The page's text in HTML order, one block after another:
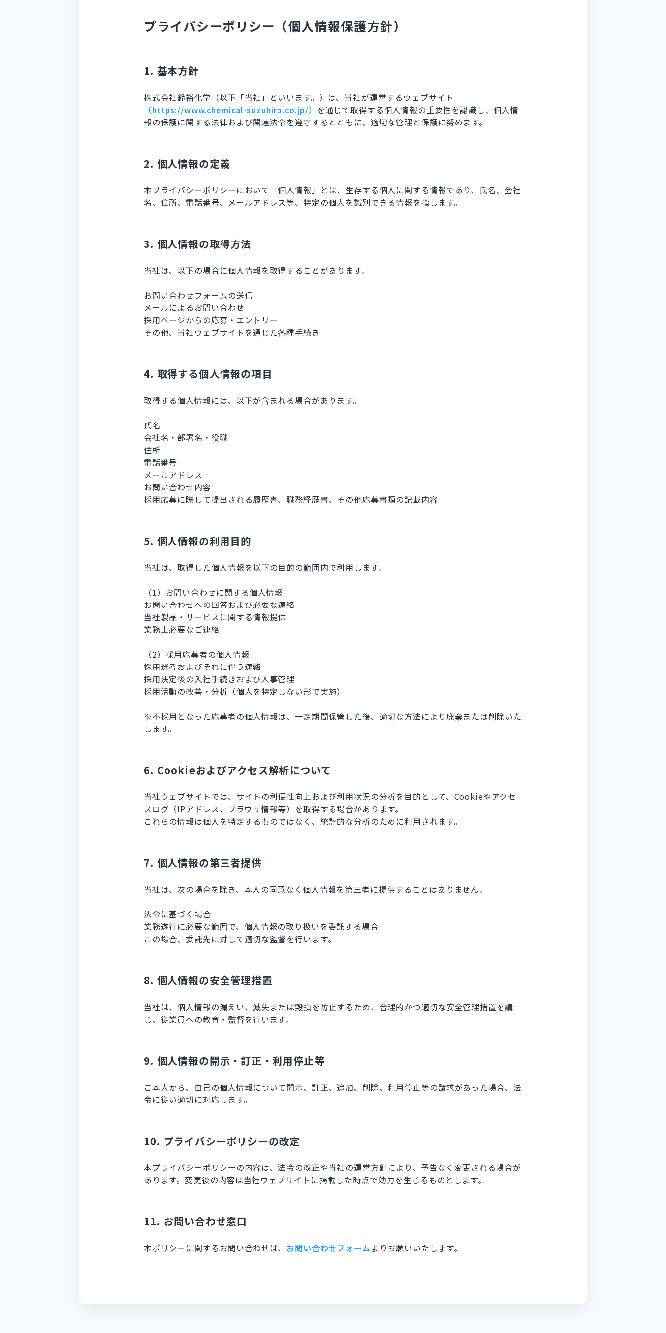
プライバシーポリシー（個人情報保護方針）
1. 基本方針
株式会社鈴裕化学（以下「当社」といいます。）は、当社が運営するウェブサイト
（https://www.chemical-suzuhiro.co.jp/） を通じて取得する個人情報の重要性を認識し、個人情
報の保護に関する法律および関連法令を遵守するとともに、適切な管理と保護に努めます。
2. 個人情報の定義
本プライバシーポリシーにおいて「個人情報」とは、生存する個人に関する情報であり、氏名、会社
名、住所、電話番号、メールアドレス等、特定の個人を識別できる情報を指します。
3. 個人情報の取得方法
当社は、以下の場合に個人情報を取得することがあります。
お問い合わせフォームの送信
メールによるお問い合わせ
採用ページからの応募・エントリー
その他、当社ウェブサイトを通じた各種手続き
4. 取得する個人情報の項目
取得する個人情報には、以下が含まれる場合があります。
氏名
会社名・部署名・役職
住所
電話番号
メールアドレス
お問い合わせ内容
採用応募に際して提出される履歴書、職務経歴書、その他応募書類の記載内容
5. 個人情報の利用目的
当社は、取得した個人情報を以下の目的の範囲内で利用します。
（1）お問い合わせに関する個人情報
お問い合わせへの回答および必要な連絡
当社製品・サービスに関する情報提供
業務上必要なご連絡
（2）採用応募者の個人情報
採用選考およびそれに伴う連絡
採用決定後の入社手続きおよび人事管理
採用活動の改善・分析（個人を特定しない形で実施）
※不採用となった応募者の個人情報は、一定期間保管した後、適切な方法により廃棄または削除いた
します。
6. Cookieおよびアクセス解析について
当社ウェブサイトでは、サイトの利便性向上および利用状況の分析を目的として、Cookieやアクセ
スログ（IPアドレス、ブラウザ情報等）を取得する場合があります。
これらの情報は個人を特定するものではなく、統計的な分析のために利用されます。
7. 個人情報の第三者提供
当社は、次の場合を除き、本人の同意なく個人情報を第三者に提供することはありません。
法令に基づく場合
業務遂行に必要な範囲で、個人情報の取り扱いを委託する場合
この場合、委託先に対して適切な監督を行います。
8. 個人情報の安全管理措置
当社は、個人情報の漏えい、滅失または毀損を防止するため、合理的かつ適切な安全管理措置を講
じ、従業員への教育・監督を行います。
9. 個人情報の開示・訂正・利用停止等
ご本人から、自己の個人情報について開示、訂正、追加、削除、利用停止等の請求があった場合、法
令に従い適切に対応します。
10. プライバシーポリシーの改定
本プライバシーポリシーの内容は、法令の改正や当社の運営方針により、予告なく変更される場合が
あります。変更後の内容は当社ウェブサイトに掲載した時点で効力を生じるものとします。
11. お問い合わせ窓口
本ポリシーに関するお問い合わせは、 お問い合わせフォームよりお願いいたします。